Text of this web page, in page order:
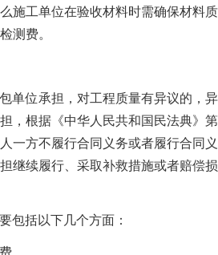
施工单位在验收材料时需确保材料质
测费。
单位承担，对工程质量有异议的，异
，根据《中华人民共和国民法典》第
一方不履行合同义务或者履行合同义
继续履行、采取补救措施或者赔偿损
包括以下几个方面：